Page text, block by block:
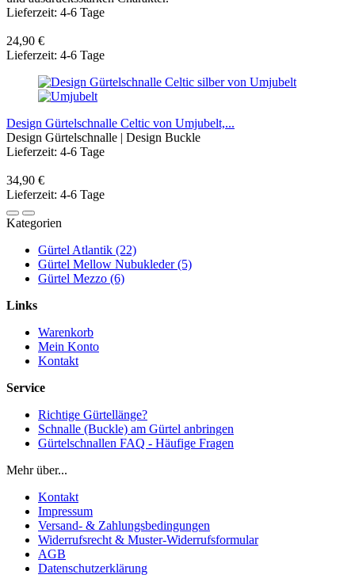
Lieferzeit: 4-6 Tage
24,90 €
Lieferzeit: 4-6 Tage
Design Gürtelschnalle Celtic von Umjubelt,...
Design Gürtelschnalle | Design Buckle
Lieferzeit: 4-6 Tage
34,90 €
Lieferzeit: 4-6 Tage
Kategorien
Gürtel Atlantik (22)
Gürtel Mellow Nubukleder (5)
Gürtel Mezzo (6)
Links
Warenkorb
Mein Konto
Kontakt
Service
Richtige Gürtellänge?
Schnalle (Buckle) am Gürtel anbringen
Gürtelschnallen FAQ - Häufige Fragen
Mehr über...
Kontakt
Impressum
Versand- & Zahlungsbedingungen
Widerrufsrecht & Muster-Widerrufsformular
AGB
Datenschutzerklärung